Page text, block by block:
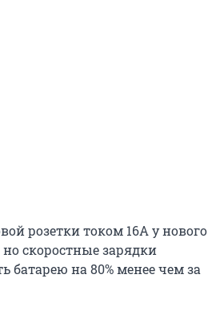
розетки током 16А у нового
но скоростные зарядки
батарею на 80% менее чем за